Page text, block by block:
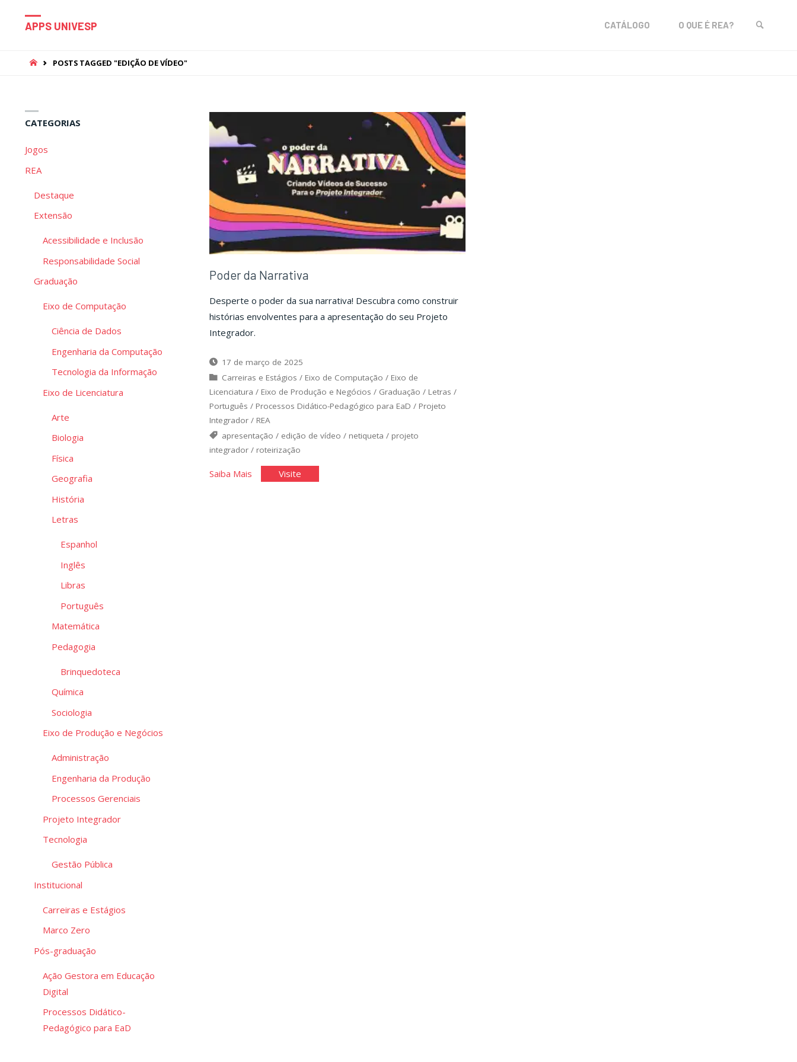
APPS UNIVESP CATÁLOGO O QUE É REA?
HOMEPOSTS TAGGED "EDIÇÃO DE VÍDEO"
Poder da Narrativa
Desperte o poder da sua narrativa! Descubra como construir
histórias envolventes para a apresentação do seu Projeto
Integrador.
17 de março de 2025
Carreiras e Estágios / Eixo de Computação / Eixo de
Licenciatura / Eixo de Produção e Negócios / Graduação / Letras /
Português / Processos Didático-Pedagógico para EaD / Projeto
Integrador/ REA
apresentação / edição de vídeo / netiqueta / projeto
integrador/ roteirização
Saiba Mais"PoderVisite"Poder
CATEGORIAS
Jogos
REA
Destaque
Extensão
Acessibilidade e Inclusão
Responsabilidade Social
Graduação
Eixo de Computação
Ciência de Dados
Engenharia da Computação
Tecnologia da Informação
Eixo de Licenciatura
Arte
Biologia
Física
Geografia
História
Letras
Espanhol
Inglês
Libras
Português
Matemática
Pedagogia
Brinquedoteca
Química
Sociologia
Eixo de Produção e Negócios
Administração
Engenharia da Produção
Processos Gerenciais
Projeto Integrador
Tecnologia
Gestão Pública
Institucional
Carreiras e Estágios
Marco Zero
Pós-graduação
Ação Gestora em Educação
Digital
Processos Didático-
Pedagógico para EaD